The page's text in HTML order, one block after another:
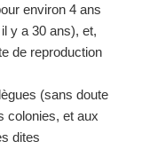
environ 4 ans
y a 30 ans), et,
de reproduction
(sans doute
colonies, et aux
dites